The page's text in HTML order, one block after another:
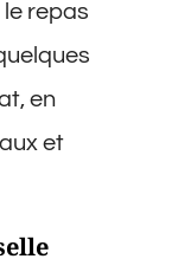
le repas
en
et